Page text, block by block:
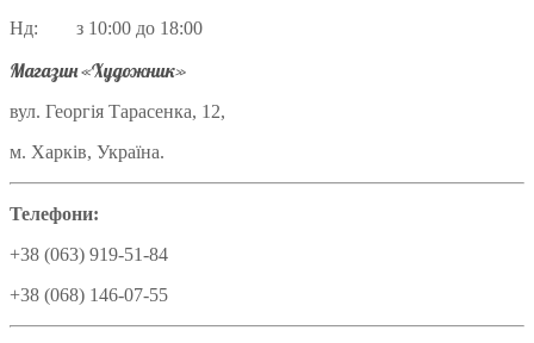
Нд: з 10:00 до 18:00
Магазин «Художник»
вул. Георгія Тарасенка, 12,
м. Харків, Україна.
Телефони:
+38 (063) 919-51-84
+38 (068) 146-07-55